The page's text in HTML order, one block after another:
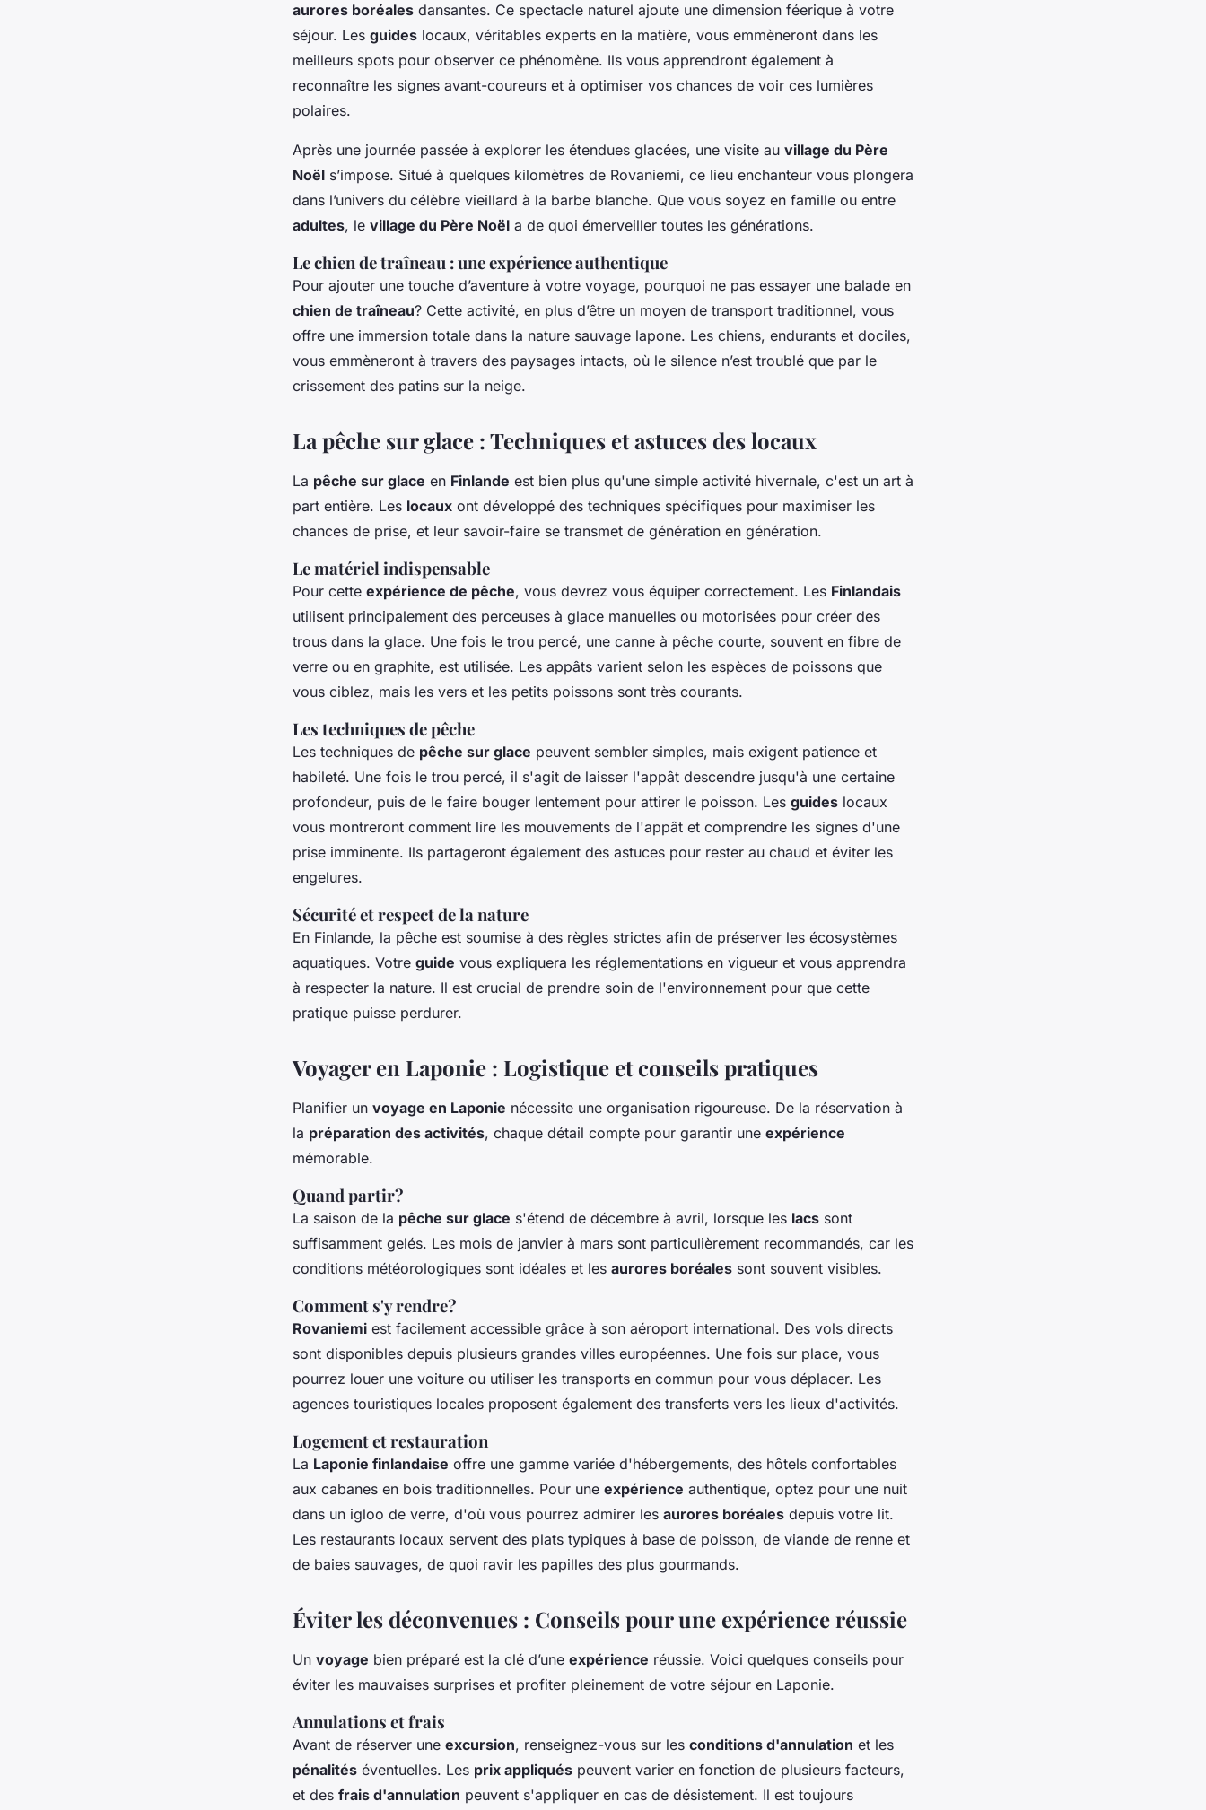
aurores boréales dansantes. Ce spectacle naturel ajoute une dimension féerique à votre
séjour. Les guides locaux, véritables experts en la matière, vous emmèneront dans les
meilleurs spots pour observer ce phénomène. Ils vous apprendront également à
reconnaître les signes avant-coureurs et à optimiser vos chances de voir ces lumières
polaires.
Après une journée passée à explorer les étendues glacées, une visite au village du Père
Noël s’impose. Situé à quelques kilomètres de Rovaniemi, ce lieu enchanteur vous plongera
dans l’univers du célèbre vieillard à la barbe blanche. Que vous soyez en famille ou entre
adultes, le village du Père Noël a de quoi émerveiller toutes les générations.
Le chien de traîneau : une expérience authentique
Pour ajouter une touche d’aventure à votre voyage, pourquoi ne pas essayer une balade en
chien de traîneau? Cette activité, en plus d’être un moyen de transport traditionnel, vous
offre une immersion totale dans la nature sauvage lapone. Les chiens, endurants et dociles,
vous emmèneront à travers des paysages intacts, où le silence n’est troublé que par le
crissement des patins sur la neige.
La pêche sur glace : Techniques et astuces des locaux
La pêche sur glace en Finlande est bien plus qu'une simple activité hivernale, c'est un art à
part entière. Les locaux ont développé des techniques spécifiques pour maximiser les
chances de prise, et leur savoir-faire se transmet de génération en génération.
Le matériel indispensable
Pour cette expérience de pêche, vous devrez vous équiper correctement. Les Finlandais
utilisent principalement des perceuses à glace manuelles ou motorisées pour créer des
trous dans la glace. Une fois le trou percé, une canne à pêche courte, souvent en fibre de
verre ou en graphite, est utilisée. Les appâts varient selon les espèces de poissons que
vous ciblez, mais les vers et les petits poissons sont très courants.
Les techniques de pêche
Les techniques de pêche sur glace peuvent sembler simples, mais exigent patience et
habileté. Une fois le trou percé, il s'agit de laisser l'appât descendre jusqu'à une certaine
profondeur, puis de le faire bouger lentement pour attirer le poisson. Les guides locaux
vous montreront comment lire les mouvements de l'appât et comprendre les signes d'une
prise imminente. Ils partageront également des astuces pour rester au chaud et éviter les
engelures.
Sécurité et respect de la nature
En Finlande, la pêche est soumise à des règles strictes afin de préserver les écosystèmes
aquatiques. Votre guide vous expliquera les réglementations en vigueur et vous apprendra
à respecter la nature. Il est crucial de prendre soin de l'environnement pour que cette
pratique puisse perdurer.
Voyager en Laponie : Logistique et conseils pratiques
Planifier un voyage en Laponie nécessite une organisation rigoureuse. De la réservation à
la préparation des activités, chaque détail compte pour garantir une expérience
mémorable.
Quand partir?
La saison de la pêche sur glace s'étend de décembre à avril, lorsque les lacs sont
suffisamment gelés. Les mois de janvier à mars sont particulièrement recommandés, car les
conditions météorologiques sont idéales et les aurores boréales sont souvent visibles.
Comment s'y rendre?
Rovaniemi est facilement accessible grâce à son aéroport international. Des vols directs
sont disponibles depuis plusieurs grandes villes européennes. Une fois sur place, vous
pourrez louer une voiture ou utiliser les transports en commun pour vous déplacer. Les
agences touristiques locales proposent également des transferts vers les lieux d'activités.
Logement et restauration
La Laponie finlandaise offre une gamme variée d'hébergements, des hôtels confortables
aux cabanes en bois traditionnelles. Pour une expérience authentique, optez pour une nuit
dans un igloo de verre, d'où vous pourrez admirer les aurores boréales depuis votre lit.
Les restaurants locaux servent des plats typiques à base de poisson, de viande de renne et
de baies sauvages, de quoi ravir les papilles des plus gourmands.
Éviter les déconvenues : Conseils pour une expérience réussie
Un voyage bien préparé est la clé d’une expérience réussie. Voici quelques conseils pour
éviter les mauvaises surprises et profiter pleinement de votre séjour en Laponie.
Annulations et frais
Avant de réserver une excursion, renseignez-vous sur les conditions d'annulation et les
pénalités éventuelles. Les prix appliqués peuvent varier en fonction de plusieurs facteurs,
et des frais d'annulation peuvent s'appliquer en cas de désistement. Il est toujours